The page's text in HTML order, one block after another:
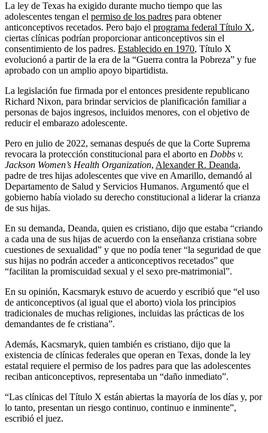
La ley de Texas ha exigido durante mucho tiempo que las
adolescentes tengan el permiso de los padres para obtener
anticonceptivos recetados. Pero bajo el programa federal Título X,
ciertas clínicas podrían proporcionar anticonceptivos sin el
consentimiento de los padres. Establecido en 1970, Título X
evolucionó a partir de la era de la “Guerra contra la Pobreza” y fue
aprobado con un amplio apoyo bipartidista.
La legislación fue firmada por el entonces presidente republicano
Richard Nixon, para brindar servicios de planificación familiar a
personas de bajos ingresos, incluidos menores, con el objetivo de
reducir el embarazo adolescente.
Pero en julio de 2022, semanas después de que la Corte Suprema
revocara la protección constitucional para el aborto en Dobbs v.
Jackson Women’s Health Organization, Alexander R. Deanda,
padre de tres hijas adolescentes que vive en Amarillo, demandó al
Departamento de Salud y Servicios Humanos. Argumentó que el
gobierno había violado su derecho constitucional a liderar la crianza
de sus hijas.
En su demanda, Deanda, quien es cristiano, dijo que estaba “criando
a cada una de sus hijas de acuerdo con la enseñanza cristiana sobre
cuestiones de sexualidad” y que no podía tener “la seguridad de que
sus hijas no podrán acceder a anticonceptivos recetados” que
“facilitan la promiscuidad sexual y el sexo pre-matrimonial”.
En su opinión, Kacsmaryk estuvo de acuerdo y escribió que “el uso
de anticonceptivos (al igual que el aborto) viola los principios
tradicionales de muchas religiones, incluidas las prácticas de los
demandantes de fe cristiana”.
Además, Kacsmaryk, quien también es cristiano, dijo que la
existencia de clínicas federales que operan en Texas, donde la ley
estatal requiere el permiso de los padres para que las adolescentes
reciban anticonceptivos, representaba un “daño inmediato”.
“Las clínicas del Título X están abiertas la mayoría de los días y, por
lo tanto, presentan un riesgo continuo, continuo e inminente”,
escribió el juez.